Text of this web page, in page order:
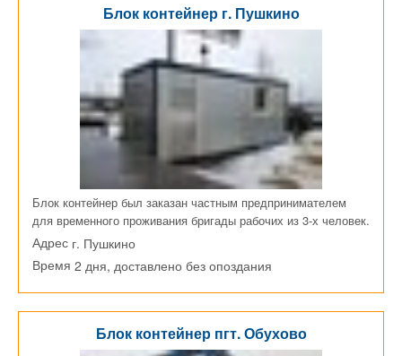
Блок контейнер г. Пушкино
Блок контейнер был заказан частным предпринимателем
для временного проживания бригады рабочих из 3-х человек.
Адрес г. Пушкино
Время 2 дня, доставлено без опоздания
Блок контейнер пгт. Обухово